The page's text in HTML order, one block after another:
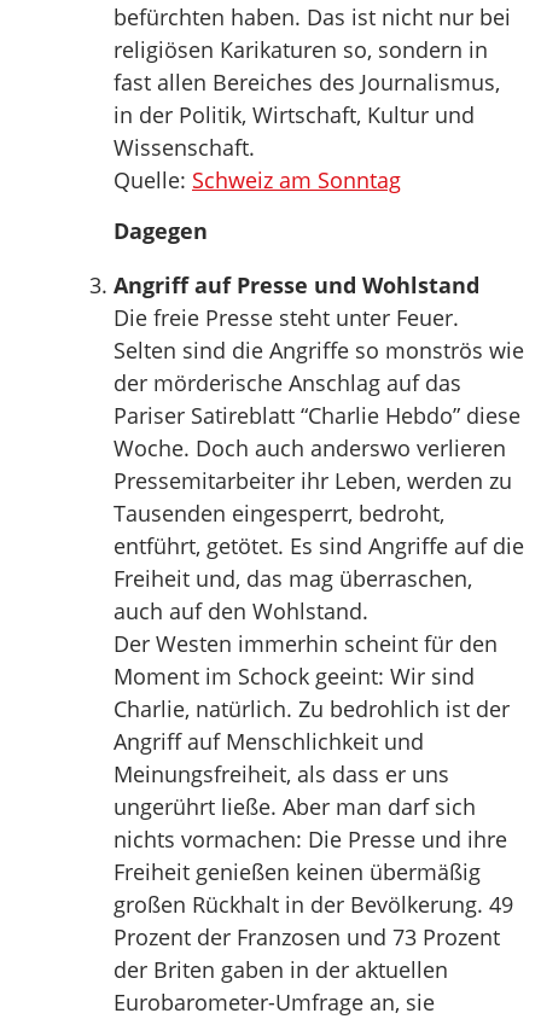
befürchten haben. Das ist nicht nur bei
religiösen Karikaturen so, sondern in
fast allen Bereiches des Journalismus,
in der Politik, Wirtschaft, Kultur und
Wissenschaft.
Quelle: Schweiz am Sonntag
Dagegen
Angriff auf Presse und Wohlstand
Die freie Presse steht unter Feuer.
Selten sind die Angriffe so monströs wie
der mörderische Anschlag auf das
Pariser Satireblatt “Charlie Hebdo” diese
Woche. Doch auch anderswo verlieren
Pressemitarbeiter ihr Leben, werden zu
Tausenden eingesperrt, bedroht,
entführt, getötet. Es sind Angriffe auf die
Freiheit und, das mag überraschen,
auch auf den Wohlstand.
Der Westen immerhin scheint für den
Moment im Schock geeint: Wir sind
Charlie, natürlich. Zu bedrohlich ist der
Angriff auf Menschlichkeit und
Meinungsfreiheit, als dass er uns
ungerührt ließe. Aber man darf sich
nichts vormachen: Die Presse und ihre
Freiheit genießen keinen übermäßig
großen Rückhalt in der Bevölkerung. 49
Prozent der Franzosen und 73 Prozent
der Briten gaben in der aktuellen
Eurobarometer-Umfrage an, sie